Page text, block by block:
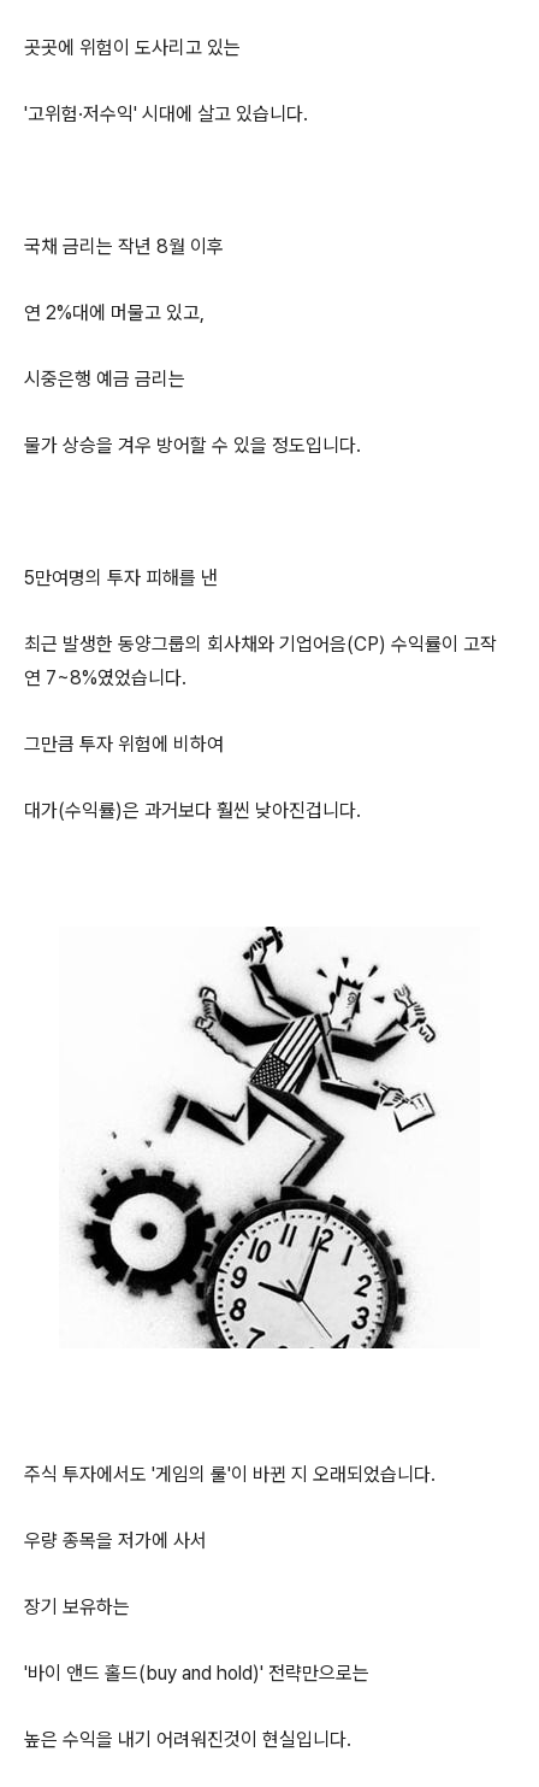
곳곳에 위험이 도사리고 있는
'고위험·저수익' 시대에 살고 있습니다.
국채 금리는 작년 8월 이후
연 2%대에 머물고 있고,
시중은행 예금 금리는
물가 상승을 겨우 방어할 수 있을 정도입니다.
5만여명의 투자 피해를 낸
최근 발생한 동양그룹의 회사채와 기업어음(CP) 수익률이 고작
연 7~8%였었습니다.
그만큼 투자 위험에 비하여
대가(수익률)은 과거보다 훨씬 낮아진겁니다.
주식 투자에서도 '게임의 룰'이 바뀐 지 오래되었습니다.
우량 종목을 저가에 사서
장기 보유하는
'바이 앤드 홀드(buy and hold)' 전략만으로는
높은 수익을 내기 어려워진것이 현실입니다.